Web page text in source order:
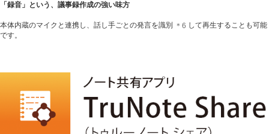
「録音」という、議事録作成の強い味方
本体内蔵のマイクと連携し、話し手ごとの発言を識別 ＊6 して再生することも可能
です。